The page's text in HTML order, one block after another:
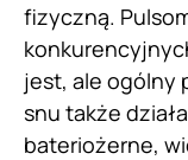
fizyczną.
jest, ale ogólny
snu także
bateriożerne,